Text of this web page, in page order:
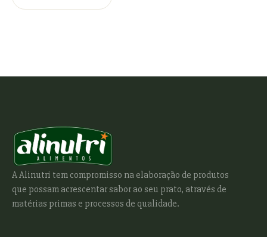
A Alinutri tem compromisso na elaboração de produtos
que possam acrescentar sabor ao seu prato, através de
matérias primas e processos de qualidade.